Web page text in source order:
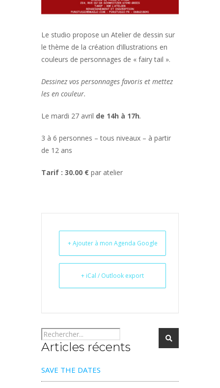
Le studio propose un Atelier de dessin sur
le thème de la création d’illustrations en
couleurs de personnages de « fairy tail ».
Dessinez vos personnages favoris et mettez
les en couleur.
Le mardi 27 avril de 14h à 17h.
3 à 6 personnes – tous niveaux – à partir
de 12 ans
Tarif : 30.00 € par atelier
+ Ajouter à mon Agenda Google
+ iCal / Outlook export
Articles récents
SAVE THE DATES